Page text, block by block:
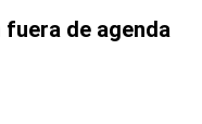
de agenda